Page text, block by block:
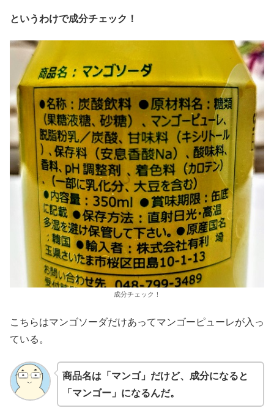
というわけで成分チェック！
成分チェック！
こちらはマンゴソーダだけあってマンゴーピューレが入っ
ている。
商品名は「マンゴ」だけど、成分になると
「マンゴー」になるんだ。